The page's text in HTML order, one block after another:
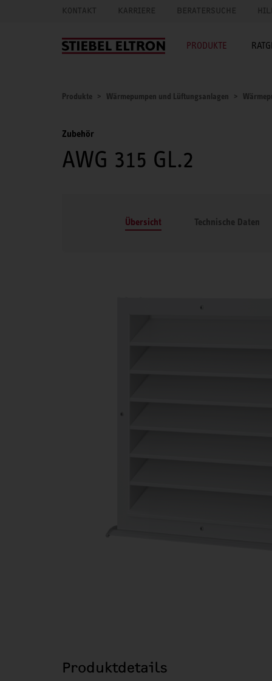
KONTAKT KARRIERE BERATERSUCHE
PRODUKTE
Produkte Wärmepumpen und Lüftungsanlagen
Zubehör
AWG 315 GL.2
Übersicht Technische Daten
Produktdetails